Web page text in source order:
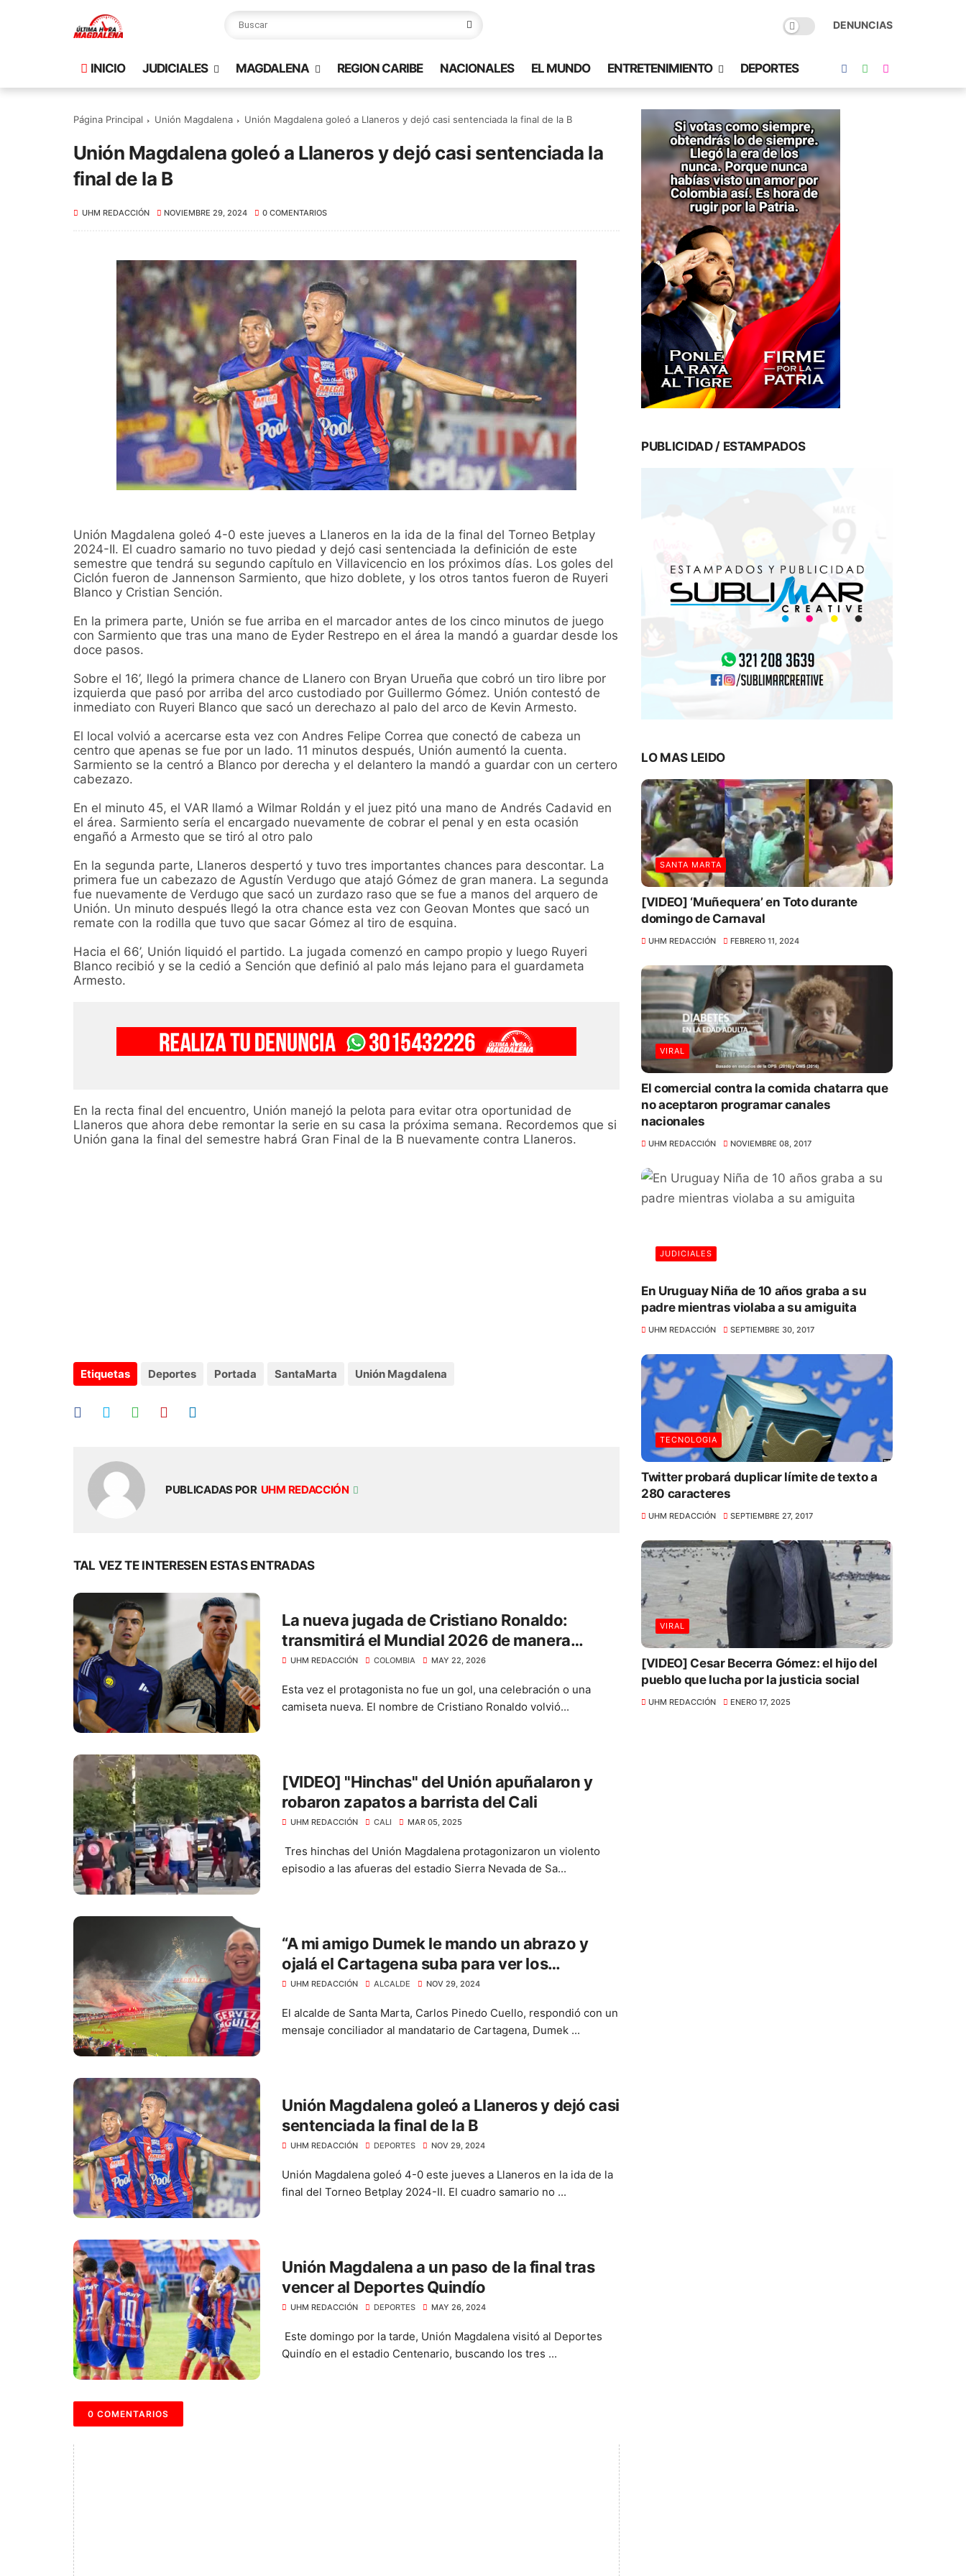
DENUNCIAS
INICIO JUDICIALES MAGDALENA REGION CARIBE NACIONALES EL MUNDO ENTRETENIMIENTO DEPORTES
Página Principal Unión Magdalena Unión Magdalena goleó a Llaneros y dejó casi sentenciada la final de la B
Unión Magdalena goleó a Llaneros y dejó casi sentenciada la
final de la B
UHM REDACCIÓN NOVIEMBRE 29, 2024 0 COMENTARIOS
Unión Magdalena goleó 4-0 este jueves a Llaneros en la ida de la final del Torneo Betplay
2024-II. El cuadro samario no tuvo piedad y dejó casi sentenciada la definición de este
semestre que tendrá su segundo capítulo en Villavicencio en los próximos días. Los goles del
Ciclón fueron de Jannenson Sarmiento, que hizo doblete, y los otros tantos fueron de Ruyeri
Blanco y Cristian Sención.
En la primera parte, Unión se fue arriba en el marcador antes de los cinco minutos de juego
con Sarmiento que tras una mano de Eyder Restrepo en el área la mandó a guardar desde los
doce pasos.
Sobre el 16’, llegó la primera chance de Llanero con Bryan Urueña que cobró un tiro libre por
izquierda que pasó por arriba del arco custodiado por Guillermo Gómez. Unión contestó de
inmediato con Ruyeri Blanco que sacó un derechazo al palo del arco de Kevin Armesto.
El local volvió a acercarse esta vez con Andres Felipe Correa que conectó de cabeza un
centro que apenas se fue por un lado. 11 minutos después, Unión aumentó la cuenta.
Sarmiento se la centró a Blanco por derecha y el delantero la mandó a guardar con un certero
cabezazo.
En el minuto 45, el VAR llamó a Wilmar Roldán y el juez pitó una mano de Andrés Cadavid en
el área. Sarmiento sería el encargado nuevamente de cobrar el penal y en esta ocasión
engañó a Armesto que se tiró al otro palo
En la segunda parte, Llaneros despertó y tuvo tres importantes chances para descontar. La
primera fue un cabezazo de Agustín Verdugo que atajó Gómez de gran manera. La segunda
fue nuevamente de Verdugo que sacó un zurdazo raso que se fue a manos del arquero de
Unión. Un minuto después llegó la otra chance esta vez con Geovan Montes que sacó un
remate con la rodilla que tuvo que sacar Gómez al tiro de esquina.
Hacia el 66’, Unión liquidó el partido. La jugada comenzó en campo propio y luego Ruyeri
Blanco recibió y se la cedió a Sención que definió al palo más lejano para el guardameta
Armesto.
En la recta final del encuentro, Unión manejó la pelota para evitar otra oportunidad de
Llaneros que ahora debe remontar la serie en su casa la próxima semana. Recordemos que si
Unión gana la final del semestre habrá Gran Final de la B nuevamente contra Llaneros.
Etiquetas Deportes Portada SantaMarta Unión Magdalena
PUBLICADAS POR UHM REDACCIÓN
TAL VEZ TE INTERESEN ESTAS ENTRADAS
La nueva jugada de Cristiano Ronaldo:
transmitirá el Mundial 2026 de manera
gratuita
UHM REDACCIÓN COLOMBIA MAY 22, 2026
Esta vez el protagonista no fue un gol, una celebración o una
camiseta nueva. El nombre de Cristiano Ronaldo volvió...
[VIDEO] "Hinchas" del Unión apuñalaron y
robaron zapatos a barrista del Cali
UHM REDACCIÓN CALI MAR 05, 2025
Tres hinchas del Unión Magdalena protagonizaron un violento
episodio a las afueras del estadio Sierra Nevada de Sa...
“A mi amigo Dumek le mando un abrazo y
ojalá el Cartagena suba para ver los
clásicos”: Carlos Pinedo
UHM REDACCIÓN ALCALDE NOV 29, 2024
El alcalde de Santa Marta, Carlos Pinedo Cuello, respondió con un
mensaje conciliador al mandatario de Cartagena, Dumek ...
Unión Magdalena goleó a Llaneros y dejó casi
sentenciada la final de la B
UHM REDACCIÓN DEPORTES NOV 29, 2024
Unión Magdalena goleó 4-0 este jueves a Llaneros en la ida de la
final del Torneo Betplay 2024-II. El cuadro samario no ...
Unión Magdalena a un paso de la final tras
vencer al Deportes Quindío
UHM REDACCIÓN DEPORTES MAY 26, 2024
Este domingo por la tarde, Unión Magdalena visitó al Deportes
Quindío en el estadio Centenario, buscando los tres ...
0 COMENTARIOS
PUBLICIDAD / ESTAMPADOS
LO MAS LEIDO
SANTA MARTA
[VIDEO] ‘Muñequera’ en Toto durante
domingo de Carnaval
UHM REDACCIÓN FEBRERO 11, 2024
VIRAL
El comercial contra la comida chatarra que
no aceptaron programar canales
nacionales
UHM REDACCIÓN NOVIEMBRE 08, 2017
JUDICIALES
En Uruguay Niña de 10 años graba a su
padre mientras violaba a su amiguita
UHM REDACCIÓN SEPTIEMBRE 30, 2017
TECNOLOGIA
Twitter probará duplicar límite de texto a
280 caracteres
UHM REDACCIÓN SEPTIEMBRE 27, 2017
VIRAL
[VIDEO] Cesar Becerra Gómez: el hijo del
pueblo que lucha por la justicia social
UHM REDACCIÓN ENERO 17, 2025